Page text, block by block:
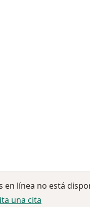
en línea no está
una cita